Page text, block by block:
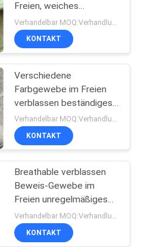
Freien, weiches
Breathable Gewebe für
Sport-Stoffe
KONTAKT
Verschiedene
Farbgewebe im Freien
verblassen beständiges
150D * 2 * 150D *
Schaftmaschine 2 mit
Houndstooth
Verhandelbar MOQ:Verhandlung
KONTAKT
Breathable verblassen
Beweis-Gewebe im
Freien unregelmäßiges
Mattribstop für
Baumwolle - aufgefüllte
Jacke
Verhandelbar MOQ:Verhandlung
KONTAKT